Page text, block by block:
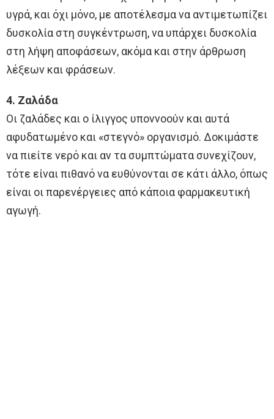
υγρά, και όχι μόνο, με αποτέλεσμα να αντιμετωπίζει
δυσκολία στη συγκέντρωση, να υπάρχει δυσκολία
στη λήψη αποφάσεων, ακόμα και στην άρθρωση
λέξεων και φράσεων.
4. Ζαλάδα
Οι ζαλάδες και ο ίλιγγος υποννοούν και αυτά
αφυδατωμένο και «στεγνό» οργανισμό. Δοκιμάστε
να πιείτε νερό και αν τα συμπτώματα συνεχίζουν,
τότε είναι πιθανό να ευθύνονται σε κάτι άλλο, όπως
είναι οι παρενέργειες από κάποια φαρμακευτική
αγωγή.